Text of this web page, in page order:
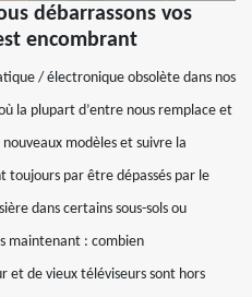
débarrassons vos
encombrant
/ électronique obsolète dans nos
la plupart d’entre nous remplace et
modèles et suivre la
toujours par être dépassés par le
dans certains sous-sols ou
maintenant : combien
et de vieux téléviseurs sont hors